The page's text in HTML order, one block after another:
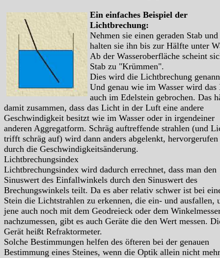
Ein einfaches Beispiel der
Lichtbrechung:
Nehmen sie einen geraden Stab und
halten sie ihn bis zur Hälfte unter
Ab der Wasseroberfläche scheint
Stab zu "Krümmen".
Dies wird die Lichtbrechung
Und genau wie im Wasser wird
auch im Edelstein gebrochen. Das
damit zusammen, dass das Licht in der Luft eine andere
Geschwindigkeit besitzt wie im Wasser oder in irgendeiner
anderen Aggregatform. Schräg auftreffende strahlen (und
trifft schräg auf) wird dann anders abgelenkt, hervorgerufen
durch die Geschwindigkeitsänderung.
Lichtbrechungsindex
Lichtbrechungsindex wird dadurch errechnet, dass man den
Sinuswert des Einfallwinkels durch den Sinuswert des
Brechungswinkels teilt. Da es aber relativ schwer ist bei
Stein die Lichtstrahlen zu erkennen, die ein- und ausfallen,
jene auch noch mit dem Geodreieck oder dem
nachzumessen, gibt es auch Geräte die den Wert messen.
Gerät heißt Refraktormeter.
Solche Bestimmungen helfen des öfteren bei der genauen
Bestimmung eines Steines, wenn die Optik allein nicht